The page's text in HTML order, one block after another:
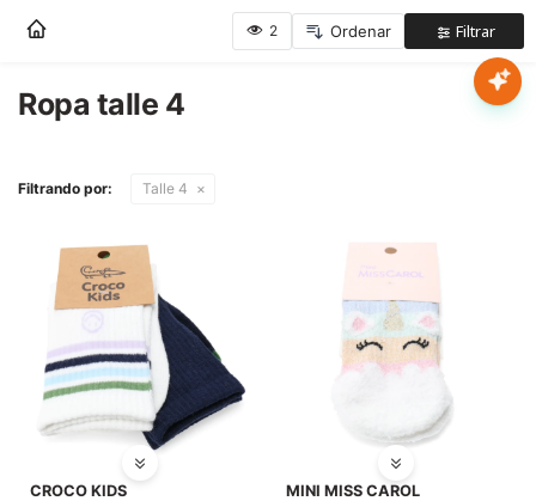
Nota:
este
web
incluye
de
Ropa talle 4
Filtrando por: Talle 4
CROCO KIDS MINI MISS CAROL
Mujer
Hombre
Niños
Marcas
Novedades